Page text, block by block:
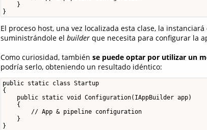
    }
}
El proceso host, una vez localizada esta clase, la
suministrándole el builderque necesita para configurar la
Como curiosidad, también se puede optar por utilizar un
podría serlo, obteniendo un resultado idéntico:
public static class Startup
{
    public static void Configuration(IAppBuilder app)
    {
        // App & pipeline configuration
    }
}